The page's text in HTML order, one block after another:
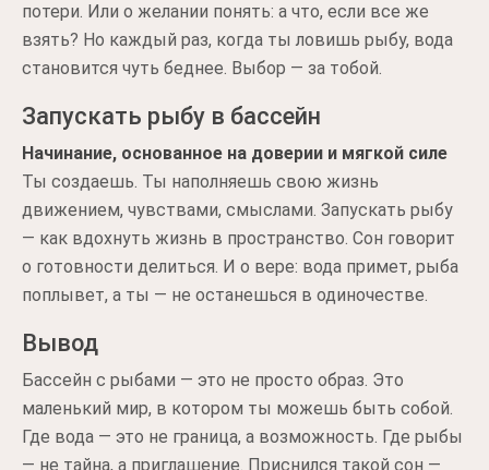
потери. Или о желании понять: а что, если все же
взять? Но каждый раз, когда ты ловишь рыбу, вода
становится чуть беднее. Выбор — за тобой.
Запускать рыбу в бассейн
Начинание, основанное на доверии и мягкой силе
Ты создаешь. Ты наполняешь свою жизнь
движением, чувствами, смыслами. Запускать рыбу
— как вдохнуть жизнь в пространство. Сон говорит
о готовности делиться. И о вере: вода примет, рыба
поплывет, а ты — не останешься в одиночестве.
Вывод
Бассейн с рыбами — это не просто образ. Это
маленький мир, в котором ты можешь быть собой.
Где вода — это не граница, а возможность. Где рыбы
— не тайна, а приглашение. Приснился такой сон —